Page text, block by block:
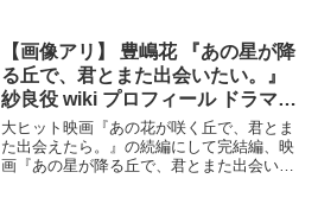
越山高校に立ちはだかる相手チーム:椎...
【画像アリ】 豊嶋花 『あの星が降
る丘で、君とまた出会いたい。』
紗良役 wiki プロフィール ドラマ出
演まとめ
大ヒット映画『あの花が咲く丘で、君とま
た出会えたら。』の続編にして完結編、映
画『あの星が降る丘で、君とまた出会いた